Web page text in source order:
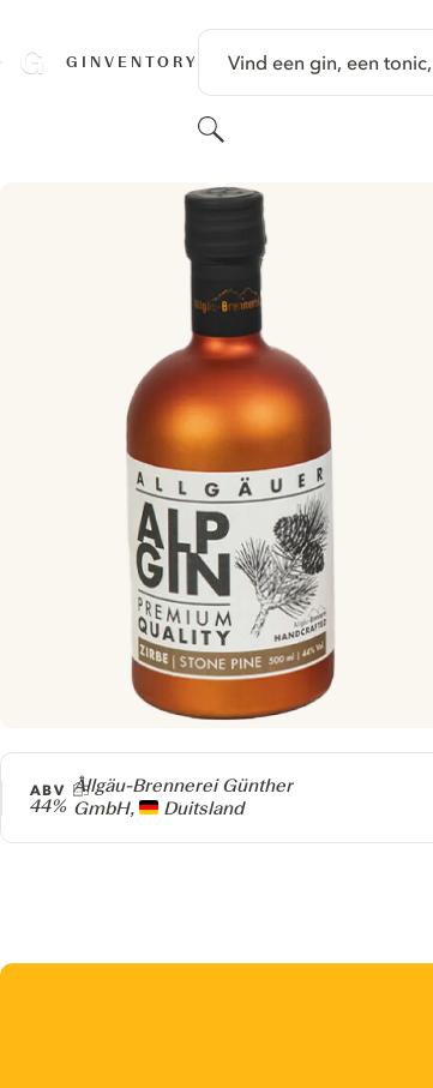
GINVENTORY Vind een gin, een tonic,
Zoeken
Producer
Allgäu-Brennerei Günther
GmbH,
Duitsland
ABV
44%